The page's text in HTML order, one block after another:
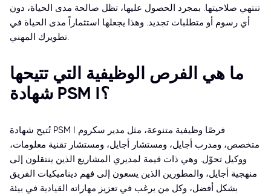
تنتهي صلاحيتها. بمجرد الحصول عليها، تظل صالحة مدى الحياة، دون
أي رسوم أو متطلبات تجديد. وهذا يجعلها استثماراً مدى الحياة في
تطويرك المهني.
ما هي الفرص الوظيفية التي تتيحها
شهادة PSM I؟
تُتيح شهادة PSM I فرصًا وظيفية متنوعة، مثل مدير سكروم
متخصص، ومدرب أجايل، ومستشار أجايل، ومستشار تقنية معلومات،
ووكيل تحوّل. وهي ذات قيمة لمديري المشاريع الذين ينتقلون إلى
منهجية أجايل، والمطورين الذين يسعون إلى فهم ديناميكيات الفريق
بشكل أفضل، وكل من يرغب في تعزيز مهاراته القيادية في بيئة